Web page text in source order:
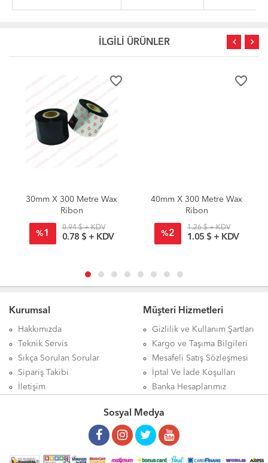
İLGİLİ ÜRÜNLER
favorite_border
30mm X 300 Metre Wax
Ribon
%1
0.94 $ + KDV
0.78 $ + KDV
favorite_border
40mm X 300 Metre Wax
Ribon
%2
1.26 $ + KDV
1.05 $ + KDV
Kurumsal
Hakkımızda
Teknik Servis
Sıkça Sorulan Sorular
Sipariş Takibi
İletişim
Müşteri Hizmetleri
Gizlilik ve Kullanım Şartları
Kargo ve Taşıma Bilgileri
Mesafeli Satış Sözleşmesi
İptal Ve İade Koşulları
Banka Hesaplarımız
Sosyal Medya